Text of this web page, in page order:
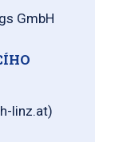
GmbH
linz.at)